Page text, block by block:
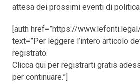
attesa dei prossimi eventi di
[auth href=”https://
text=”Per leggere l’intero articolo
registrato.
Clicca qui per registrarti gratis
per continuare.”]